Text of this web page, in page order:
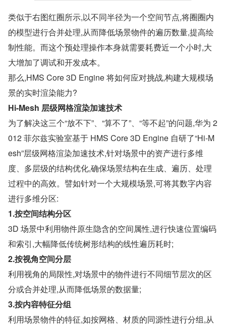
类似于右图红圈所示,以不同半径为一个空间节点,将圈圈内
的模型进行合并处理,从而降低场景物件的遍历数量,提高绘
制性能。而这个预处理操作本身就需要耗费近一个小时,大
大增加了调试和开发成本。
那么,HMS Core 3D Engine 将如何应对挑战,构建大规模场
景的实时渲染能力?
Hi-Mesh 层级网格渲染加速技术
为了解决这三个“放不下”、“算不了”、“等不起”的问题,华为 2
012 菲尔兹实验室基于 HMS Core 3D Engine 自研了“Hi-M
esh”层级网格渲染加速技术,针对场景中的资产进行多维
度、多层级的结构优化,确保场景结构在生成、遍历、处理
过程中的高效。譬如针对一个大规模场景,可将其数字内容
进行多维分区:
1.按空间结构分区
3D 场景中利用物件原生隐含的空间属性,进行快速位置编码
和索引,大幅降低传统树形结构的线性遍历耗时;
2.按视角空间分层
利用视角的局限性,对场景中的物件进行不同细节层次的区
分或合并处理,从而降低场景的数据量;
3.按内容特征分组
利用场景物件的特征,如按网格、材质的同源性进行分组,从